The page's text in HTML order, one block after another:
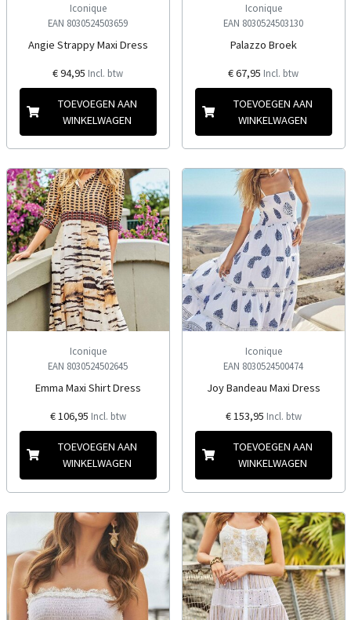
Iconique
EAN 8030524503659
Angie Strappy Maxi Dress
€ 94,95 Incl. btw
TOEVOEGEN AAN
WINKELWAGEN
Iconique
EAN 8030524503130
Palazzo Broek
€ 67,95 Incl. btw
TOEVOEGEN AAN
WINKELWAGEN
Iconique
EAN 8030524502645
Emma Maxi Shirt Dress
€ 106,95 Incl. btw
TOEVOEGEN AAN
WINKELWAGEN
Iconique
EAN 8030524500474
Joy Bandeau Maxi Dress
€ 153,95 Incl. btw
TOEVOEGEN AAN
WINKELWAGEN